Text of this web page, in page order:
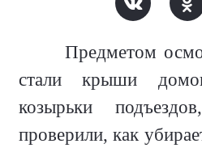
Предметом
стали крыши
козырьки
проверили, как